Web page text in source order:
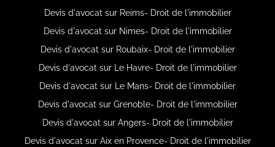
Devis d'avocat sur Reims- Droit de l'immobilier
Devis d'avocat sur Nimes- Droit de l'immobilier
Devis d'avocat sur Roubaix- Droit de l'immobilier
Devis d'avocat sur Le Havre- Droit de l'immobilier
Devis d'avocat sur Le Mans- Droit de l'immobilier
Devis d'avocat sur Grenoble- Droit de l'immobilier
Devis d'avocat sur Angers- Droit de l'immobilier
Devis d'avocat sur Aix en Provence- Droit de l'immobilier